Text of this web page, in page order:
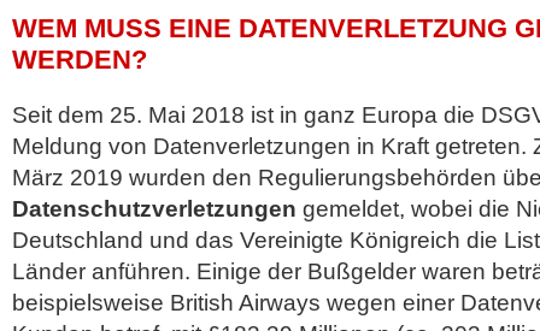
WEM MUSS EINE DATENVERLETZUNG
WERDEN?
Seit dem 25. Mai 2018 ist in ganz Europa die
Meldung von Datenverletzungen in Kraft getreten.
März 2019 wurden den Regulierungsbehörden
Datenschutzverletzungen gemeldet, wobei die
Deutschland und das Vereinigte Königreich die
Länder anführen. Einige der Bußgelder waren
beispielsweise British Airways wegen einer